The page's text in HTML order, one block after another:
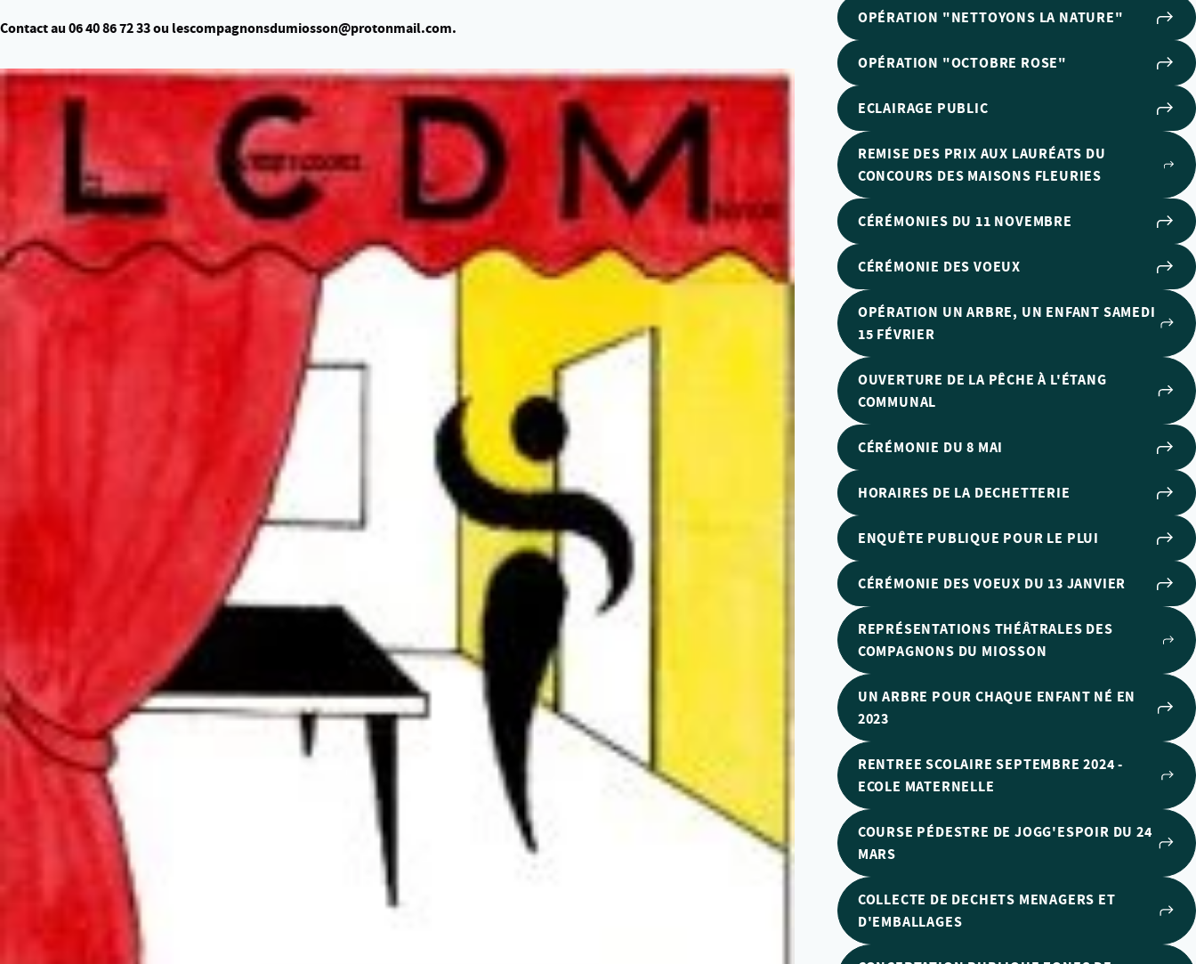
Contact au 06 40 86 72 33 ou lescompagnonsdumiosson@protonmail.com.
OPÉRATION "NETTOYONS LA NATURE"
OPÉRATION "OCTOBRE ROSE"
ECLAIRAGE PUBLIC
REMISE DES PRIX AUX LAURÉATS DU
CONCOURS DES MAISONS FLEURIES
CÉRÉMONIES DU 11 NOVEMBRE
CÉRÉMONIE DES VOEUX
OPÉRATION UN ARBRE, UN ENFANT SAMEDI
15 FÉVRIER
OUVERTURE DE LA PÊCHE À L'ÉTANG
COMMUNAL
CÉRÉMONIE DU 8 MAI
HORAIRES DE LA DECHETTERIE
ENQUÊTE PUBLIQUE POUR LE PLUI
CÉRÉMONIE DES VOEUX DU 13 JANVIER
REPRÉSENTATIONS THÉÂTRALES DES
COMPAGNONS DU MIOSSON
UN ARBRE POUR CHAQUE ENFANT NÉ EN
2023
RENTREE SCOLAIRE SEPTEMBRE 2024 -
ECOLE MATERNELLE
COURSE PÉDESTRE DE JOGG'ESPOIR DU 24
MARS
COLLECTE DE DECHETS MENAGERS ET
D'EMBALLAGES